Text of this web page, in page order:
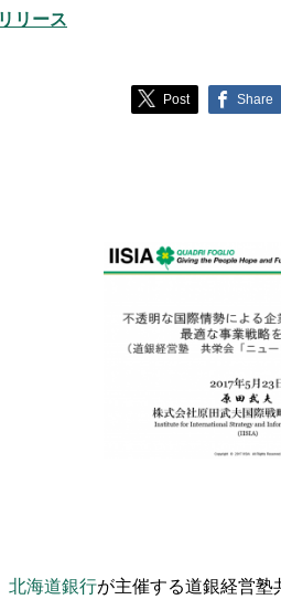
リース
Post Share
北海道銀行が主催する道銀経営